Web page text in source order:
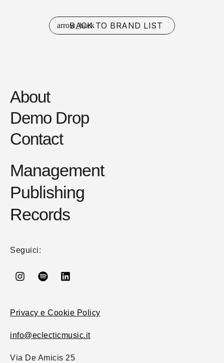
BACK TO BRAND LIST
About
Demo Drop
Contact
Management
Publishing
Records
Seguici:
Privacy e Cookie Policy
info@eclecticmusic.it
Via De Amicis 25